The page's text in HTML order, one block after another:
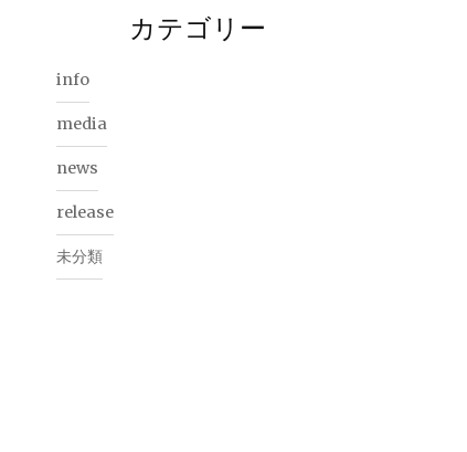
カテゴリー
info
media
news
release
未分類